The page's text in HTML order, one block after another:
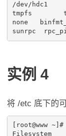
/dev/hdc1
tmpfs
none
实例 4
将 /etc 底下的
[root@www
Filesystem